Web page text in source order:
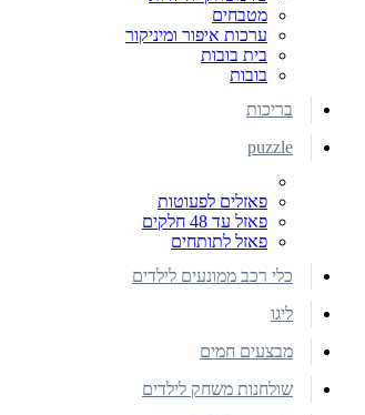
מטבחים
ערכות איפור ומיניקור
בית בובות
בובות
בריכות
puzzle
פאזלים לפעוטות
פאזל עד 48 חלקים
פאזל לתותחים
כלי רכב ממונעים לילדים
ליגו
מבצעים חמים
שולחנות משחק לילדים